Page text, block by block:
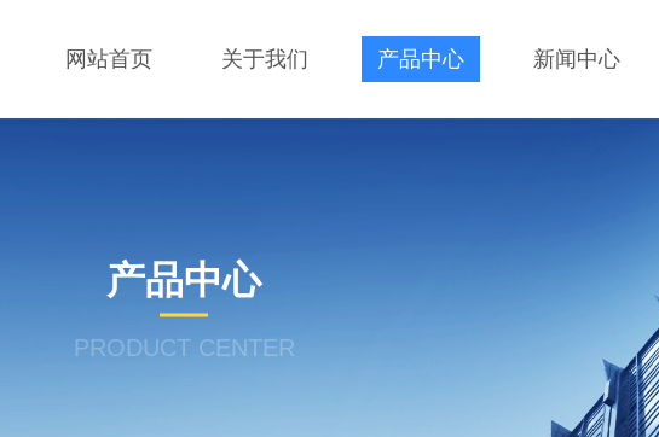
网站首页 关于我们 产品中心 新闻中心
产品中心
PRODUCT CENTER